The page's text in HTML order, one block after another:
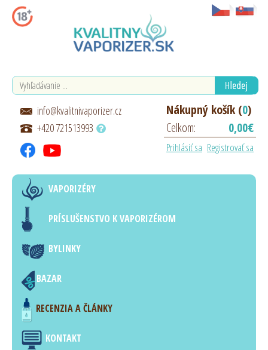
info@kvalitnivaporizer.cz
+420 721513993
Nákupný košík (0)
Celkom:
0,00€
Prihlásiť sa Registrovať sa
VAPORIZÉRY
PRÍSLUŠENSTVO K VAPORIZÉROM
BYLINKY
BAZAR
RECENZIA A ČLÁNKY
KONTAKT